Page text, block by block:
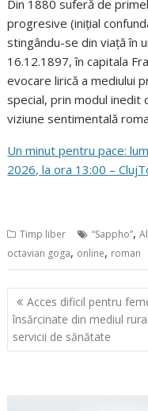
Din 1880 suferă de
progresive (inițial
stingându-se din viață în
16.12.1897, în capitala
evocare lirică a mediului
special, prin modul inedit
viziune sentimentală
Un minut pentru pace:
2026, la ora 13:00 –
Timp liber “Sappho”,
octavian goga, online, roman
Navigare
în
articole
Acces dificil pentru
însărcinate din mediul
servicii de sănătate